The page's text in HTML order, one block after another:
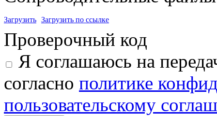
Загрузить Загрузить по ссылке
Проверочный код
Я соглашаюсь на
согласно политике
пользовательскому